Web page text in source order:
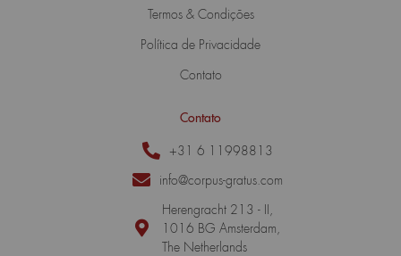
Termos & Condições
Política de Privacidade
Contato
Contato
+31 6 11998813
info@corpus-gratus.com
Herengracht 213 - II,
1016 BG Amsterdam,
The Netherlands